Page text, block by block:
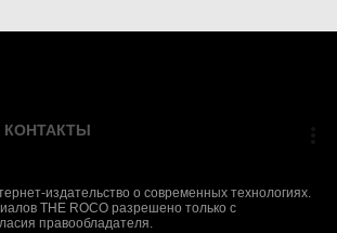
КОНТАКТЫ
издательство о современных технологиях.
THE ROCO разрешено только с
правообладателя.